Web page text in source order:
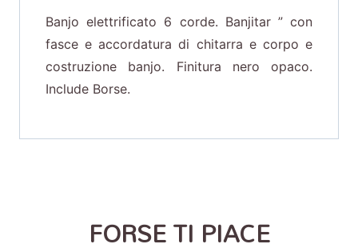
Banjo elettrificato 6 corde. Banjitar ” con
fasce e accordatura di chitarra e corpo e
costruzione banjo. Finitura nero opaco.
Include Borse.
FORSE TI PIACE